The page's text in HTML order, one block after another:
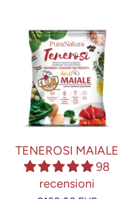
TENEROSI MAIALE
98
recensioni